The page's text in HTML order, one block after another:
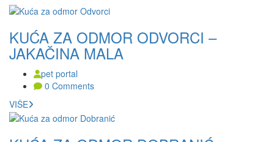
KUĆA ZA ODMOR ODVORCI –
JAKAČINA MALA
pet portal
0 Comments
VIŠE